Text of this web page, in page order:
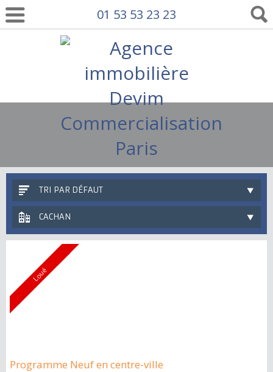
01 53 53 23 23
TRI PAR DÉFAUT
CACHAN
Loué
Programme Neuf en centre-ville